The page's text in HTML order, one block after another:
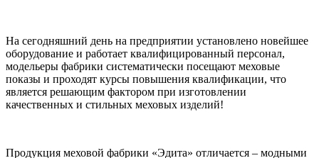
На сегодняшний день на предприятии установлено новейшее
оборудование и работает квалифицированный персонал,
модельеры фабрики систематически посещают меховые
показы и проходят курсы повышения квалификации, что
является решающим фактором при изготовлении
качественных и стильных меховых изделий!
Продукция меховой фабрики «Эдита» отличается – модными